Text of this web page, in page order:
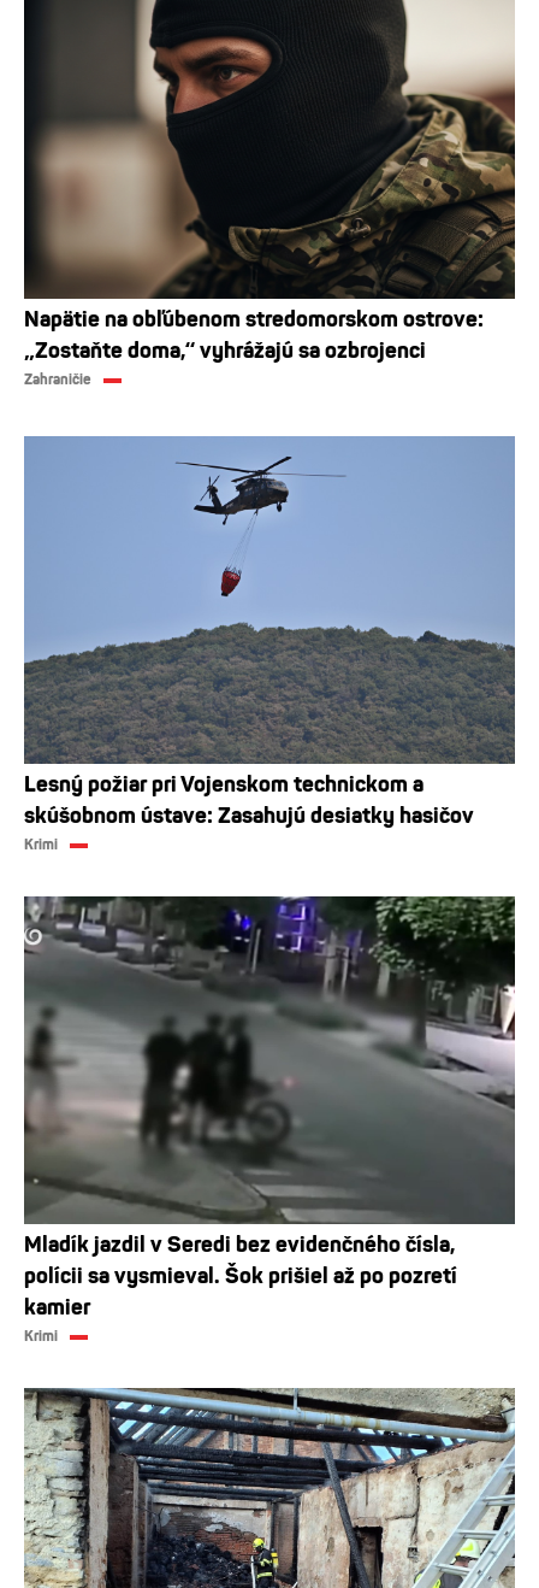
Napätie na obľúbenom stredomorskom ostrove:
„Zostaňte doma,“ vyhrážajú sa ozbrojenci
Zahraničie
Lesný požiar pri Vojenskom technickom a
skúšobnom ústave: Zasahujú desiatky hasičov
Krimi
Mladík jazdil v Seredi bez evidenčného čísla,
polícii sa vysmieval. Šok prišiel až po pozretí
kamier
Krimi